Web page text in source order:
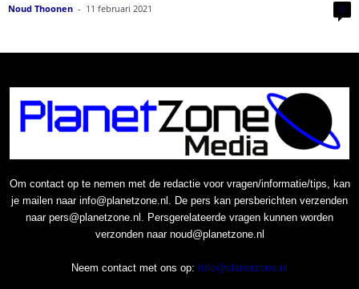
Noud Thoonen - 11 februari 2021 0
Om contact op te nemen met de redactie voor vragen/informatie/tips, kan
je mailen naar info@planetzone.nl. De pers kan persberichten verzenden
naar pers@planetzone.nl. Persgerelateerde vragen kunnen worden
verzonden naar noud@planetzone.nl
Neem contact met ons op: Info@planetzone.nl